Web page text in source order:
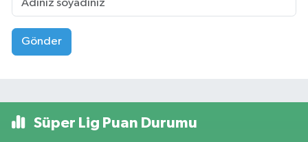
Gönder
Süper Lig Puan Durumu